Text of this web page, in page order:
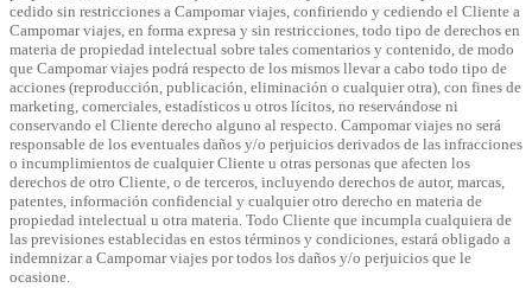
cedido sin restricciones a Campomar viajes, confiriendo y cediendo el Cliente a
Campomar viajes, en forma expresa y sin restricciones, todo tipo de derechos en
materia de propiedad intelectual sobre tales comentarios y contenido, de modo
que Campomar viajes podrá respecto de los mismos llevar a cabo todo tipo de
acciones (reproducción, publicación, eliminación o cualquier otra), con fines de
marketing, comerciales, estadísticos u otros lícitos, no reservándose ni
conservando el Cliente derecho alguno al respecto. Campomar viajes no será
responsable de los eventuales daños y/o perjuicios derivados de las infracciones
o incumplimientos de cualquier Cliente u otras personas que afecten los
derechos de otro Cliente, o de terceros, incluyendo derechos de autor, marcas,
patentes, información confidencial y cualquier otro derecho en materia de
propiedad intelectual u otra materia. Todo Cliente que incumpla cualquiera de
las previsiones establecidas en estos términos y condiciones, estará obligado a
indemnizar a Campomar viajes por todos los daños y/o perjuicios que le
ocasione.